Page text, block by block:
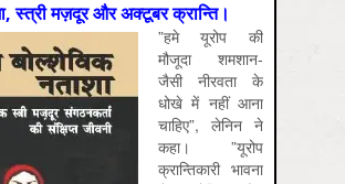
स्त्री मज़दूर और अक्टूबर क्रान्ति।
”हमे यूरोप की
मौजूदा शमशान-
जैसी नीरवता के
धोखे में नहीं आना
चाहिए”, लेनिन ने
कहा। ”यूरोप
क्रान्तिकारी भावना